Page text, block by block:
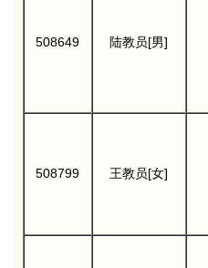
508649 陆教员[男]
508799 王教员[女]